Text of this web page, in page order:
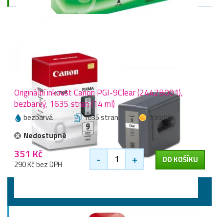
Originální inkoust Canon PGI-9Clear (2442B001),
bezbarvý, 1635 stran (14 ml)
bezbarvá 1635 stran
1 zlaťák
Nedostupné
351 Kč
290 Kč bez DPH - + DO KOŠÍKU